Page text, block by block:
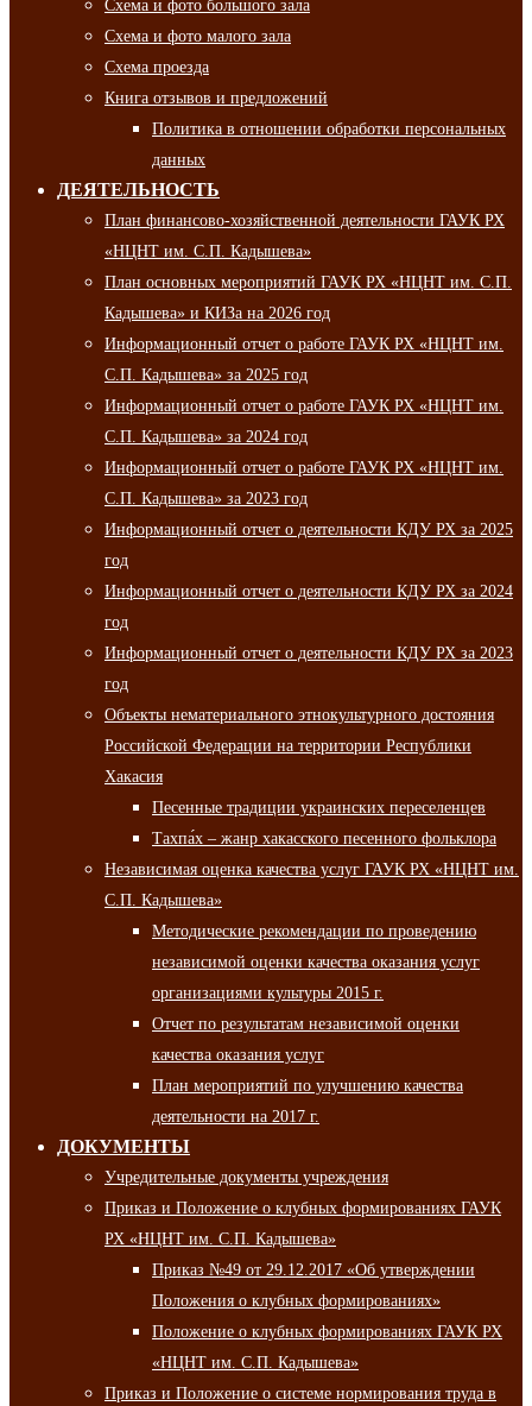
Схема и фото большого зала
Схема и фото малого зала
Схема проезда
Книга отзывов и предложений
Политика в отношении обработки персональных
данных
ДЕЯТЕЛЬНОСТЬ
План финансово-хозяйственной деятельности ГАУК РХ
«НЦНТ им. С.П. Кадышева»
План основных мероприятий ГАУК РХ «НЦНТ им. С.П.
Кадышева» и КИЗа на 2026 год
Информационный отчет о работе ГАУК РХ «НЦНТ им.
С.П. Кадышева» за 2025 год
Информационный отчет о работе ГАУК РХ «НЦНТ им.
С.П. Кадышева» за 2024 год
Информационный отчет о работе ГАУК РХ «НЦНТ им.
С.П. Кадышева» за 2023 год
Информационный отчет о деятельности КДУ РХ за 2025
год
Информационный отчет о деятельности КДУ РХ за 2024
год
Информационный отчет о деятельности КДУ РХ за 2023
год
Объекты нематериального этнокультурного достояния
Российской Федерации на территории Республики
Хакасия
Песенные традиции украинских переселенцев
Тахпа́х – жанр хакасского песенного фольклора
Независимая оценка качества услуг ГАУК РХ «НЦНТ им.
С.П. Кадышева»
Методические рекомендации по проведению
независимой оценки качества оказания услуг
организациями культуры 2015 г.
Отчет по результатам независимой оценки
качества оказания услуг
План мероприятий по улучшению качества
деятельности на 2017 г.
ДОКУМЕНТЫ
Учредительные документы учреждения
Приказ и Положение о клубных формированиях ГАУК
РХ «НЦНТ им. С.П. Кадышева»
Приказ №49 от 29.12.2017 «Об утверждении
Положения о клубных формированиях»
Положение о клубных формированиях ГАУК РХ
«НЦНТ им. С.П. Кадышева»
Приказ и Положение о системе нормирования труда в